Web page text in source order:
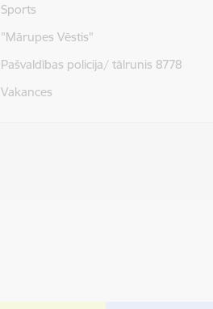
Sports
"Mārupes Vēstis"
Pašvaldības policija/ tālrunis 8778
Vakances